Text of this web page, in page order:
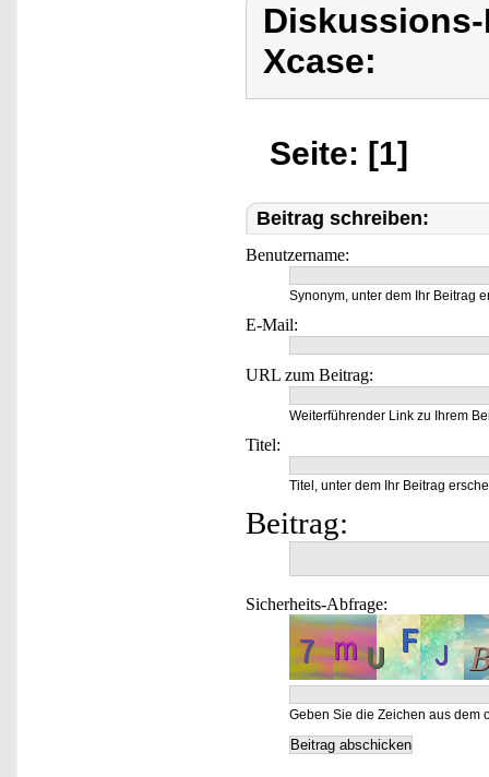
Xcase:
Seite: [1]
Beitrag schreiben:
Benutzername:
Synonym, unter dem Ihr Beitrag
E-Mail:
URL zum Beitrag:
Weiterführender Link zu Ihrem
Titel:
Titel, unter dem Ihr Beitrag
Beitrag:
Sicherheits-Abfrage:
Geben Sie die Zeichen aus dem